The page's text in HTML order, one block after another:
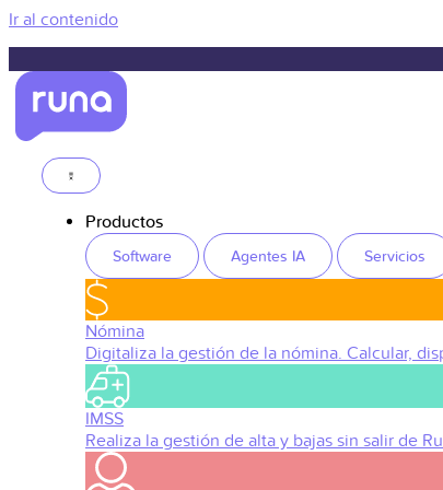
Ir al contenido
Productos
Software Agentes IA Servicios
Nómina
Digitaliza la gestión de la nómina. Calcular,
IMSS
Realiza la gestión de alta y bajas sin salir de